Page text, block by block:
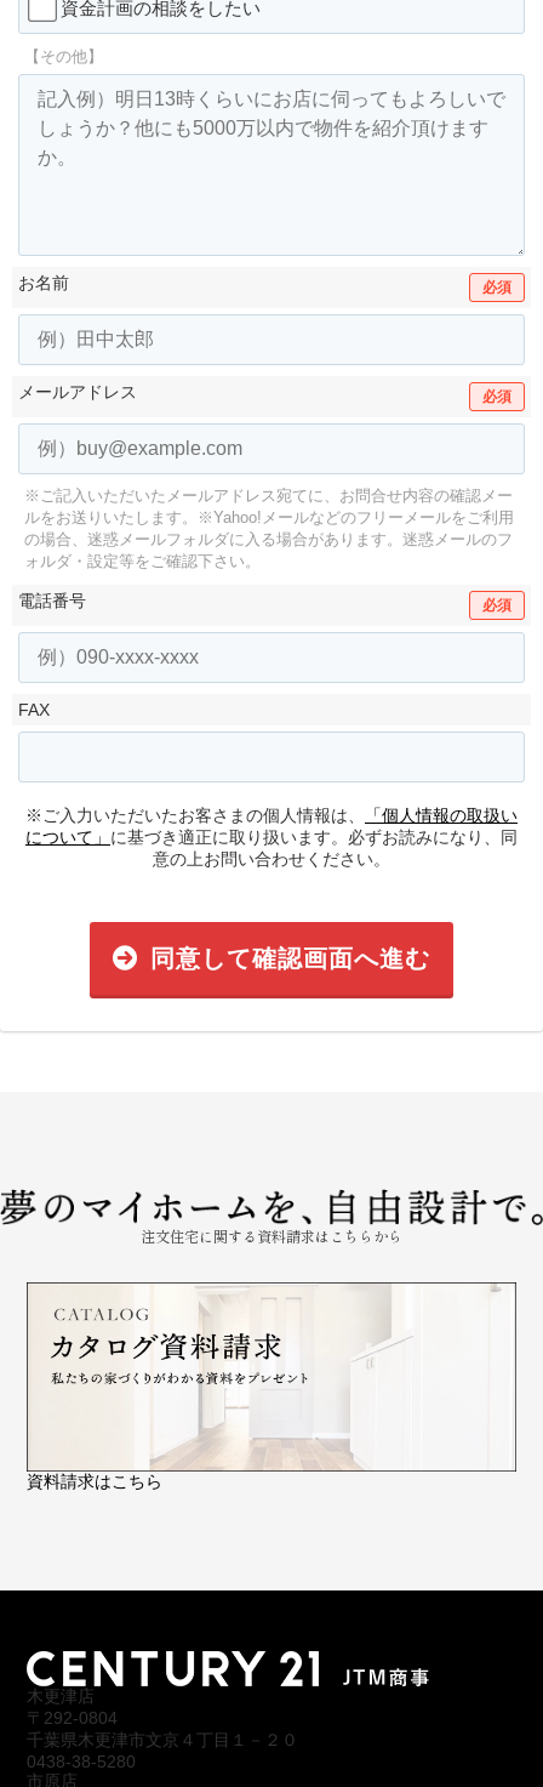
資金計画の相談をしたい
【その他】
お名前 必須
メールアドレス 必須
※ご記入いただいたメールアドレス宛てに、お問合せ内容の確認メー
ルをお送りいたします。
※Yahoo!メールなどのフリーメールをご利用
の場合、迷惑メールフォルダに入る場合があります。 迷惑メールのフ
ォルダ・設定等をご確認下さい。
電話番号 必須
FAX
※ご入力いただいたお客さまの個人情報は、
「個人情報の取扱い
について」 に基づき適正に取り扱います。必ずお読みになり、同
意の上お問い合わせください。
同意して確認画面へ進む
注文住宅に関する資料請求はこちらから
資料請求はこちら
木更津店
〒292-0804
千葉県木更津市文京４丁目１－２０
0438-38-5280
市原店